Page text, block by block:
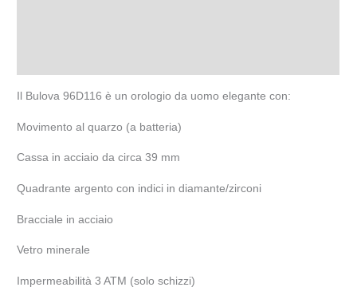
Il Bulova 96D116 è un orologio da uomo elegante con:
Movimento al quarzo (a batteria)
Cassa in acciaio da circa 39 mm
Quadrante argento con indici in diamante/zirconi
Bracciale in acciaio
Vetro minerale
Impermeabilità 3 ATM (solo schizzi)